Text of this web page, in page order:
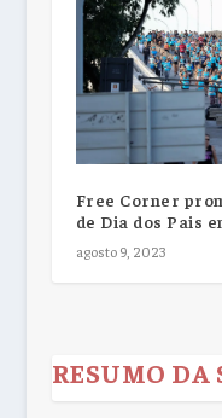
Free Corner
de Dia dos Pais
agosto 9, 2023
RESUMO DA